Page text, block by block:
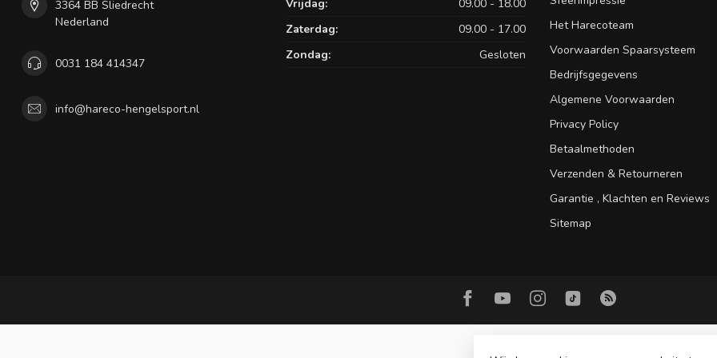
3364 BB Sliedrecht
Nederland
0031 184 414347
info@hareco-hengelsport.nl
Vrijdag:
09.00 - 18.00
Zaterdag:
09.00 - 17.00
Zondag:
Gesloten
Het Harecoteam
Voorwaarden Spaarsysteem
Bedrijfsgegevens
Algemene Voorwaarden
Privacy Policy
Betaalmethoden
Verzenden & Retourneren
Garantie , Klachten en Reviews
Sitemap